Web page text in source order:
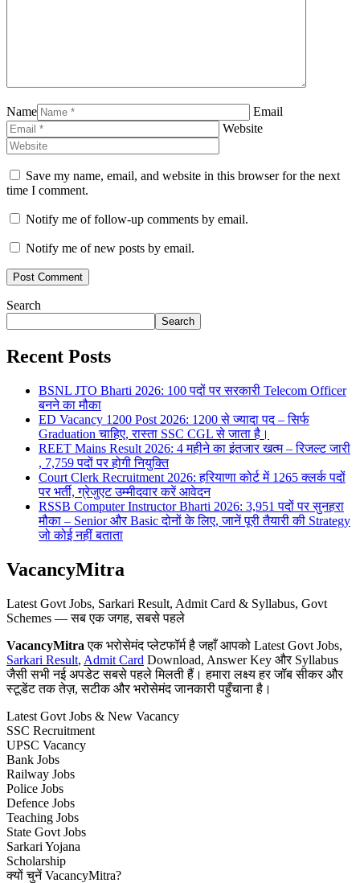
Name
Email
Website
Save my name, email, and website in this browser for the next
time I comment.
Notify me of follow-up comments by email.
Notify me of new posts by email.
Search
Search
Recent Posts
BSNL JTO Bharti 2026: 100 पदों पर सरकारी Telecom Officer
बनने का मौका
ED Vacancy 1200 Post 2026: 1200 से ज्यादा पद – सिर्फ
Graduation चाहिए, रास्ता SSC CGL से जाता है।
REET Mains Result 2026: 4 महीने का इंतजार खत्म – रिजल्ट जारी
, 7,759 पदों पर होगी नियुक्ति
Court Clerk Recruitment 2026: हरियाणा कोर्ट में 1265 क्लर्क पदों
पर भर्ती, ग्रेजुएट उम्मीदवार करें आवेदन
RSSB Computer Instructor Bharti 2026: 3,951 पदों पर सुनहरा
मौका – Senior और Basic दोनों के लिए, जानें पूरी तैयारी की Strategy
जो कोई नहीं बताता
VacancyMitra
Latest Govt Jobs, Sarkari Result, Admit Card & Syllabus, Govt
Schemes — सब एक जगह, सबसे पहले
VacancyMitra एक भरोसेमंद प्लेटफॉर्म है जहाँ आपको Latest Govt Jobs,
Sarkari Result, Admit Card Download, Answer Key और Syllabus
जैसी सभी नई अपडेट सबसे पहले मिलती हैं। हमारा लक्ष्य हर जॉब सीकर और
स्टूडेंट तक तेज़, सटीक और भरोसेमंद जानकारी पहुँचाना है।
Latest Govt Jobs & New Vacancy
SSC Recruitment
UPSC Vacancy
Bank Jobs
Railway Jobs
Police Jobs
Defence Jobs
Teaching Jobs
State Govt Jobs
Sarkari Yojana
Scholarship
क्यों चुनें VacancyMitra?